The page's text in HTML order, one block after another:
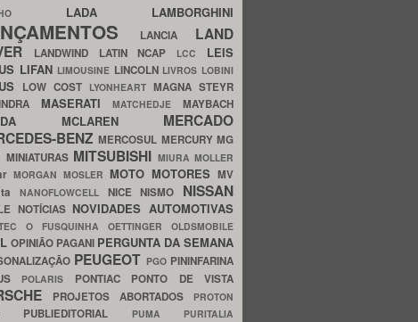
LADA LAMBORGHINI
LANCIA LAND
LANDWIND LATIN NCAP LCC LEIS
LIFAN LIMOUSINE LINCOLN LIVROS LOBINI
LOW COST LYONHEART MAGNA STEYR
MASERATIMATCHEDJEMAYBACH
MCLAREN MERCADO
BENZMERCOSUL MERCURYMG
MINIATURAS MITSUBISHI MIURA MOLLER
MORGAN MOSLER MOTO MOTORES MV
NANOFLOWCELL NICENISMO NISSAN
NOTÍCIAS NOVIDADES AUTOMOTIVAS
O FUSQUINHA OETTINGER OLDSMOBILE
OPINIÃO PAGANI PERGUNTA DA SEMANA
PEUGEOT PGO PININFARINA
POLARIS PONTIAC PONTO DE VISTA
PROJETOS ABORTADOS PROTON
PUBLIEDITORIAL PUMA PURITALIA